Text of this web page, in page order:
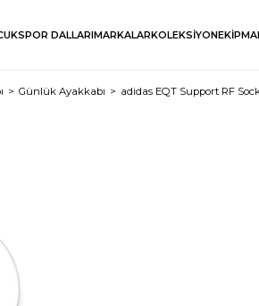
SPOR DALLARIMARKALARKOLEKSİYON
Günlük Ayakkabı adidas EQT Support RF